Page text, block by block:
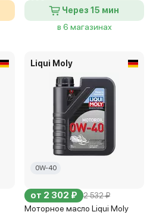
Через 15 мин
в 6 магазинах
Liqui Moly
0W-40
от 2 302 ₽ 2 532 ₽
Моторное масло Liqui Moly